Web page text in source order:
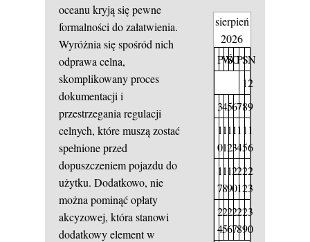
oceanu kryją się pewne
formalności do załatwienia.
Wyróżnia się spośród nich
odprawa celna,
skomplikowany proces
dokumentacji i
przestrzegania regulacji
celnych, które muszą zostać
spełnione przed
dopuszczeniem pojazdu do
użytku. Dodatkowo, nie
można pominąć opłaty
akcyzowej, która stanowi
dodatkowy element w
sierpień
2026
PW
ŚCPSN
12
3456789
1
0
1
1
1
2
1
3
1
4
1
5
1
6
1
7
1
8
1
9
2
0
2
1
2
2
2
3
2
4
2
5
2
6
2
7
2
8
2
9
3
0